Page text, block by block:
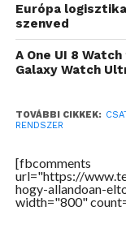
Ezután egy
Európa
szenved
A One UI 8
Galaxy Watch
TOVÁBBI CIKKEK:
RENDSZER
[fbcomments
url="https://
hogy-allandoan-
width="800"